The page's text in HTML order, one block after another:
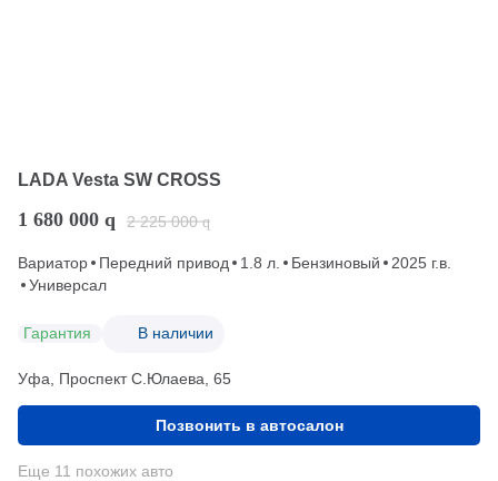
LADA Vesta SW CROSS
1 680 000 q 2 225 000 q
Вариатор Передний привод 1.8 л. Бензиновый
2025 г.в.
Универсал
Гарантия В наличии
Уфа, Проспект С.Юлаева, 65
Позвонить в автосалон
Еще 11 похожих авто